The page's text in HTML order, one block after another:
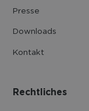
Presse
Downloads
Kontakt
Rechtliches